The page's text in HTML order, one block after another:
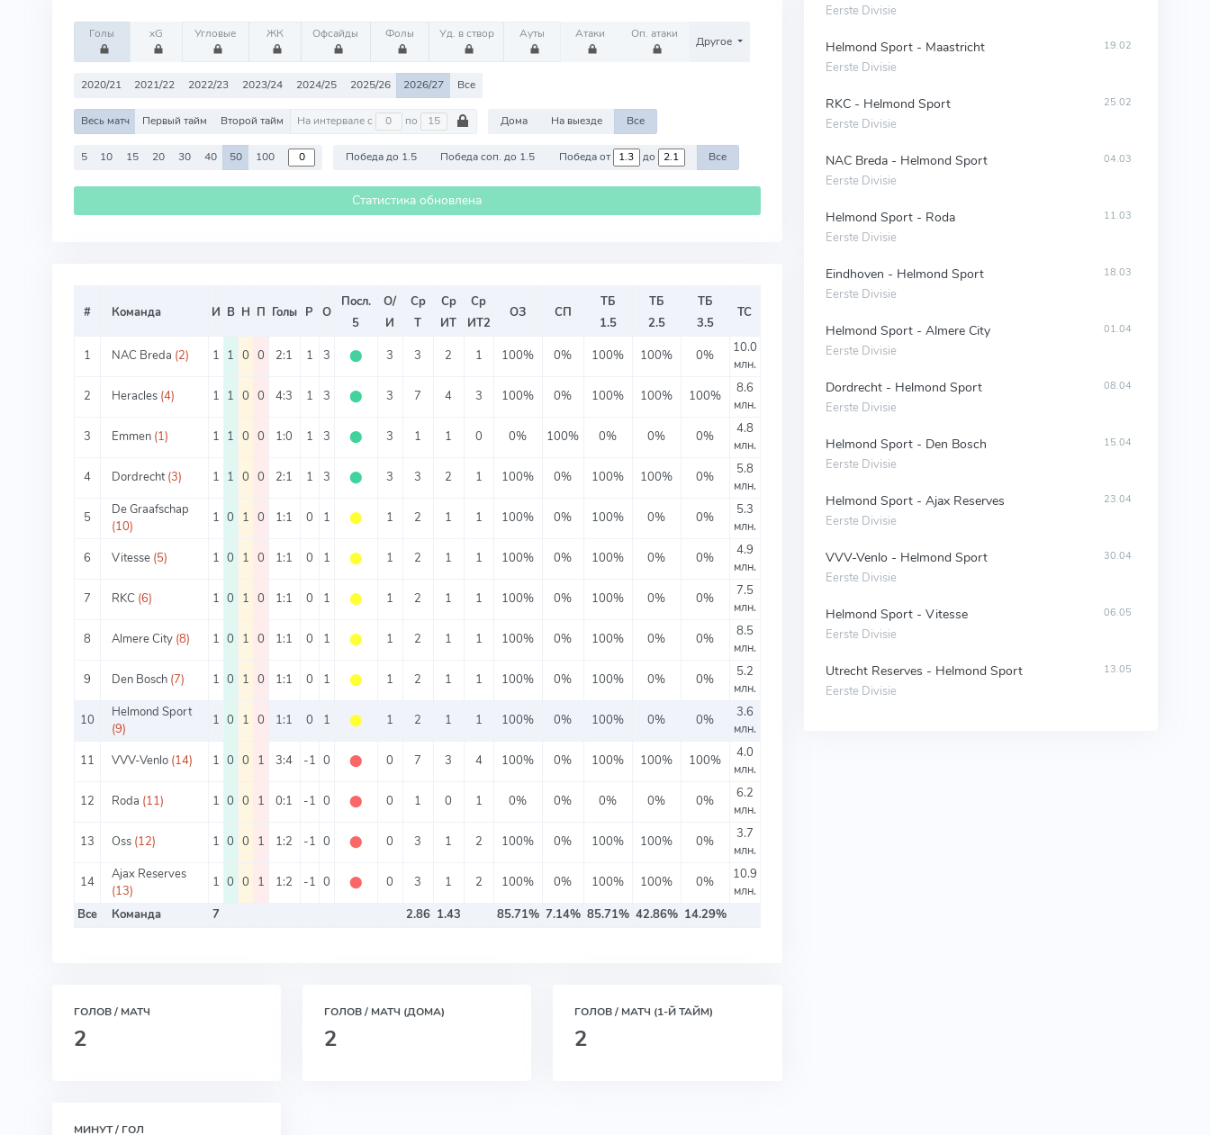
Голы xG Угловые ЖК Офсайды Фолы Уд. в створ Ауты Атаки Оп. атаки
Другое
2020/21 2021/22 2022/23 2023/24 2024/25 2025/26 2026/27 Все
Весь матч Первый тайм Второй тайм На интервале с по Дома На выезде Все
5 10 15 20 30 40 50 100 Победа до 1.5 Победа соп. до 1.5 Победа от до Все
Статистика обновлена
# Команда И В Н П Голы Р О
Посл.
5
О/
И
Ср
Т
Ср
ИТ
Ср
ИТ2
ОЗ СП
ТБ
1.5
ТБ
2.5
ТБ
3.5
ТС
1 NAC Breda (2) 1 1 0 0 2:1 1 3 ⬤ 3 3 2 1 100% 0% 100% 100% 0%
10.0
млн.
2
Heracles (4) 1 1 0 0 4:3 1 3 ⬤ 3 7 4 3 100% 0% 100% 100% 100%
8.6
млн.
3
Emmen (1) 1 1 0 0 1:0 1 3 ⬤ 3 1 1 0 0% 100% 0% 0% 0%
4.8
млн.
4
Dordrecht (3) 1 1 0 0 2:1 1 3 ⬤ 3 3 2 1 100% 0% 100% 100% 0%
5.8
млн.
5
De Graafschap
(10)
1 0 1 0 1:1 0 1 ⬤ 1 2 1 1 100% 0% 100% 0% 0%
5.3
млн.
6
Vitesse (5) 1 0 1 0 1:1 0 1 ⬤ 1 2 1 1 100% 0% 100% 0% 0%
4.9
млн.
7
RKC (6) 1 0 1 0 1:1 0 1 ⬤ 1 2 1 1 100% 0% 100% 0% 0%
7.5
млн.
8
Almere City (8) 1 0 1 0 1:1 0 1 ⬤ 1 2 1 1 100% 0% 100% 0% 0%
8.5
млн.
9
Den Bosch (7) 1 0 1 0 1:1 0 1 ⬤ 1 2 1 1 100% 0% 100% 0% 0%
5.2
млн.
10
Helmond Sport
(9)
1 0 1 0 1:1 0 1 ⬤ 1 2 1 1 100% 0% 100% 0% 0%
3.6
млн.
11
VVV-Venlo (14) 1 0 0 1 3:4 -1 0 ⬤ 0 7 3 4 100% 0% 100% 100% 100%
4.0
млн.
12
Roda (11) 1 0 0 1 0:1 -1 0 ⬤ 0 1 0 1 0% 0% 0% 0% 0%
6.2
млн.
13
Oss (12) 1 0 0 1 1:2 -1 0 ⬤ 0 3 1 2 100% 0% 100% 100% 0%
3.7
млн.
14
Ajax Reserves
(13)
1 0 0 1 1:2 -1 0 ⬤ 0 3 1 2 100% 0% 100% 100% 0%
10.9
млн.
Все
Команда 7 2.86 1.43 85.71% 7.14% 85.71% 42.86% 14.29%
ГОЛОВ / МАТЧ
2
ГОЛОВ / МАТЧ (ДОМА)
2
ГОЛОВ / МАТЧ (1-Й ТАЙМ)
2
МИНУТ / ГОЛ
Eerste Divisie
Helmond Sport - Maastricht
Eerste Divisie
19.02
RKC - Helmond Sport
Eerste Divisie
25.02
NAC Breda - Helmond Sport
Eerste Divisie
04.03
Helmond Sport - Roda
Eerste Divisie
11.03
Eindhoven - Helmond Sport
Eerste Divisie
18.03
Helmond Sport - Almere City
Eerste Divisie
01.04
Dordrecht - Helmond Sport
Eerste Divisie
08.04
Helmond Sport - Den Bosch
Eerste Divisie
15.04
Helmond Sport - Ajax Reserves
Eerste Divisie
23.04
VVV-Venlo - Helmond Sport
Eerste Divisie
30.04
Helmond Sport - Vitesse
Eerste Divisie
06.05
Utrecht Reserves - Helmond Sport
Eerste Divisie
13.05